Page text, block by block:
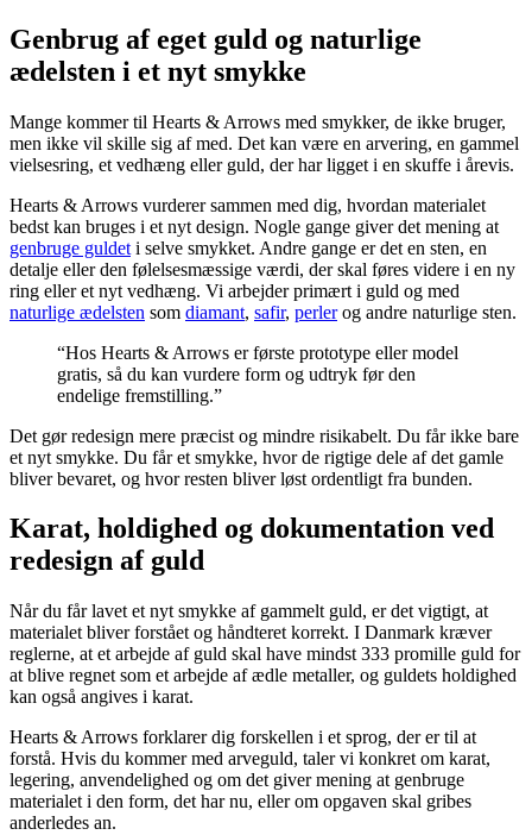
Genbrug af eget guld og naturlige
ædelsten i et nyt smykke
Mange kommer til Hearts & Arrows med smykker, de ikke bruger,
men ikke vil skille sig af med. Det kan være en arvering, en gammel
vielsesring, et vedhæng eller guld, der har ligget i en skuffe i årevis.
Hearts & Arrows vurderer sammen med dig, hvordan materialet
bedst kan bruges i et nyt design. Nogle gange giver det mening at
genbruge guldet i selve smykket. Andre gange er det en sten, en
detalje eller den følelsesmæssige værdi, der skal føres videre i en ny
ring eller et nyt vedhæng. Vi arbejder primært i guld og med
naturlige ædelsten som diamant, safir, perlerog andre naturlige sten.
“Hos Hearts & Arrows er første prototype eller model
gratis, så du kan vurdere form og udtryk før den
endelige fremstilling.”
Det gør redesign mere præcist og mindre risikabelt. Du får ikke bare
et nyt smykke. Du får et smykke, hvor de rigtige dele af det gamle
bliver bevaret, og hvor resten bliver løst ordentligt fra bunden.
Karat, holdighed og dokumentation ved
redesign af guld
Når du får lavet et nyt smykke af gammelt guld, er det vigtigt, at
materialet bliver forstået og håndteret korrekt. I Danmark kræver
reglerne, at et arbejde af guld skal have mindst 333 promille guld for
at blive regnet som et arbejde af ædle metaller, og guldets holdighed
kan også angives i karat.
Hearts & Arrows forklarer dig forskellen i et sprog, der er til at
forstå. Hvis du kommer med arveguld, taler vi konkret om karat,
legering, anvendelighed og om det giver mening at genbruge
materialet i den form, det har nu, eller om opgaven skal gribes
anderledes an.